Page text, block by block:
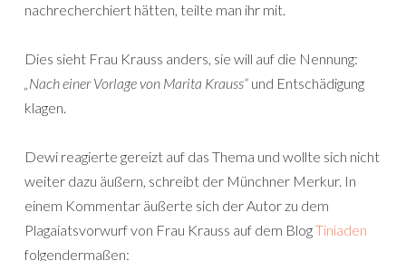
nachrecherchiert hätten, teilte man ihr mit.
Dies sieht Frau Krauss anders, sie will auf die Nennung:
„Nach einer Vorlage von Marita Krauss“ und Entschädigung
klagen.
Dewi reagierte gereizt auf das Thema und wollte sich nicht
weiter dazu äußern, schreibt der Münchner Merkur. In
einem Kommentar äußerte sich der Autor zu dem
Plagaiatsvorwurf von Frau Krauss auf dem BlogTiniaden
folgendermaßen: